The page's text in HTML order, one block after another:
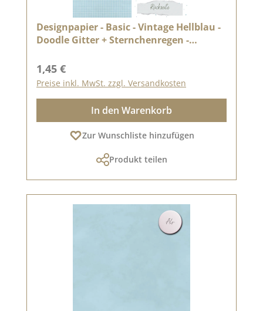
Designpapier - Basic - Vintage Hellblau -
Doodle Gitter + Sternchenregen -
Regulärer Preis:
1,45 €
Preise inkl. MwSt. zzgl. Versandkosten
In den Warenkorb
Zur Wunschliste hinzufügen
Produkt teilen